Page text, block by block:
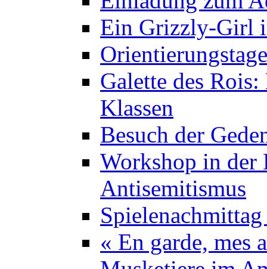
Ein Grizzly-Girl
Galette des
Klassen
Besuch der
Workshop in der
Antisemitismus
« En garde, mes